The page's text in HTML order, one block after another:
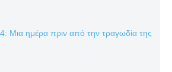
Μια ημέρα πριν από την τραγωδία της